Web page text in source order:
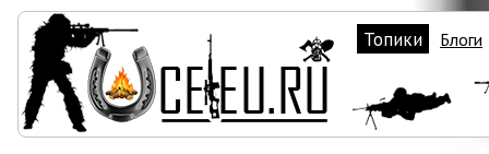
Топики Блоги